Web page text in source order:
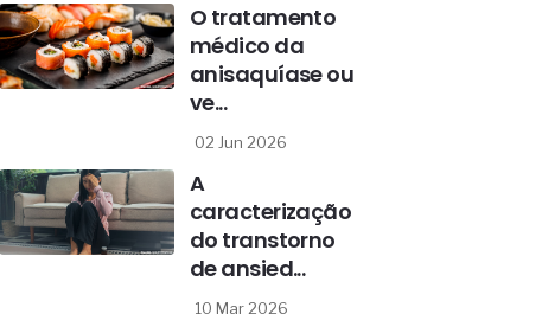
O tratamento
médico da
anisaquíase ou
ve...
02 Jun 2026
A
caracterização
do transtorno
de ansied...
10 Mar 2026